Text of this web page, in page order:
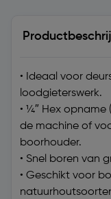
• Ideaal voor
loodgieterswerk.
• ¼″ Hex opname
de machine of
boorhouder.
• Snel boren van
• Geschikt voor